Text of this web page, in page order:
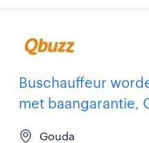
Buschauffeur
met baangarantie,
Gouda